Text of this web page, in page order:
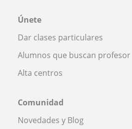
Únete
Dar clases particulares
Alumnos que buscan profesor
Alta centros
Comunidad
Novedades y Blog